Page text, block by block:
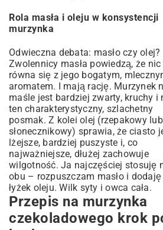
Rola masła i oleju w konsystencji
murzynka
Odwieczna debata: masło czy olej?
Zwolennicy masła powiedzą, że nic
równa się z jego bogatym,
aromatem. I mają rację. Murzynek
maśle jest bardziej zwarty, kruchy i
ten charakterystyczny, szlachetny
posmak. Z kolei olej (rzepakowy lub
słonecznikowy) sprawia, że ciasto
lżejsze, bardziej puszyste i, co
najważniejsze, dłużej zachowuje
wilgotność. Ja najczęściej stosuję
obu – rozpuszczam masło i
łyżek oleju. Wilk syty i owca cała.
Przepis na murzynka
czekoladowego krok